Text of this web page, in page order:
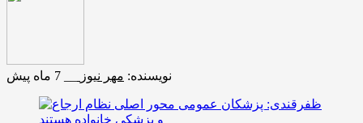
نویسنده: مهر نیوز 7 ماه پیش